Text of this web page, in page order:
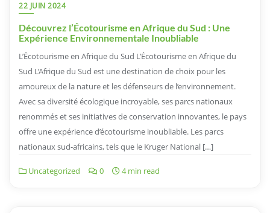
22 JUIN 2024
Découvrez l’Écotourisme en Afrique du Sud : Une
Expérience Environnementale Inoubliable
L’Écotourisme en Afrique du Sud L’Écotourisme en Afrique du
Sud L’Afrique du Sud est une destination de choix pour les
amoureux de la nature et les défenseurs de l’environnement.
Avec sa diversité écologique incroyable, ses parcs nationaux
renommés et ses initiatives de conservation innovantes, le pays
offre une expérience d’écotourisme inoubliable. Les parcs
nationaux sud-africains, tels que le Kruger National […]
Uncategorized 0 4 min read